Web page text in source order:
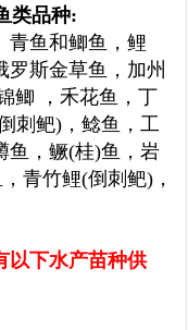
类品种:
青鱼和鲫鱼，鲤
斯金草鱼，加州
鲫 ，禾花鱼，丁
刺鲃)，鲶鱼，工
鱼，鳜(桂)鱼，岩
青竹鲤(倒刺鲃)，
以下水产苗种供